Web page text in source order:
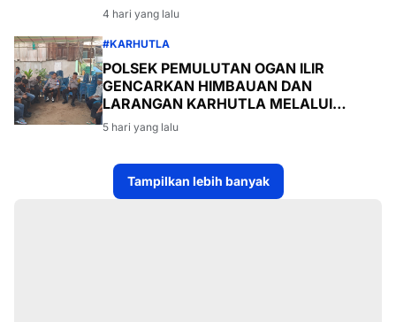
4 hari yang lalu
#KARHUTLA
POLSEK PEMULUTAN OGAN ILIR
GENCARKAN HIMBAUAN DAN
LARANGAN KARHUTLA MELALUI
PROGRAM TSKD (TOURING SAMBANG
KE DESA-DESA
5 hari yang lalu
Tampilkan lebih banyak